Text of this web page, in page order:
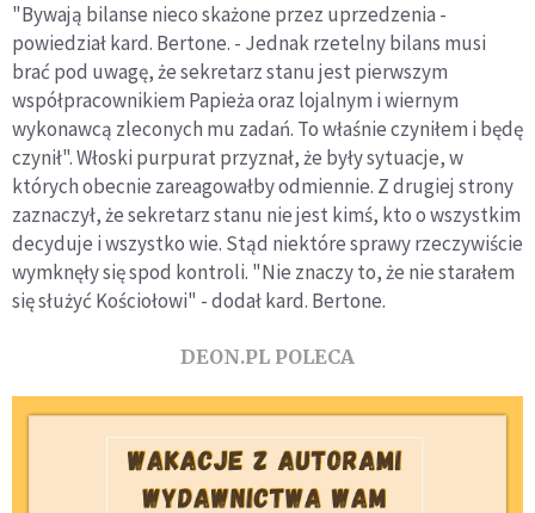
"Bywają bilanse nieco skażone przez uprzedzenia -
powiedział kard. Bertone. - Jednak rzetelny bilans musi
brać pod uwagę, że sekretarz stanu jest pierwszym
współpracownikiem Papieża oraz lojalnym i wiernym
wykonawcą zleconych mu zadań. To właśnie czyniłem i będę
czynił". Włoski purpurat przyznał, że były sytuacje, w
których obecnie zareagowałby odmiennie. Z drugiej strony
zaznaczył, że sekretarz stanu nie jest kimś, kto o wszystkim
decyduje i wszystko wie. Stąd niektóre sprawy rzeczywiście
wymknęły się spod kontroli. "Nie znaczy to, że nie starałem
się służyć Kościołowi" - dodał kard. Bertone.
DEON.PL POLECA